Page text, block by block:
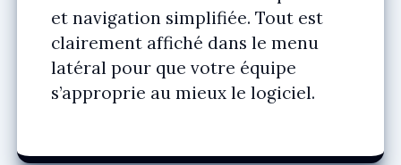
et navigation simplifiée. Tout est
clairement affiché dans le menu
latéral pour que votre équipe
s’approprie au mieux le logiciel.